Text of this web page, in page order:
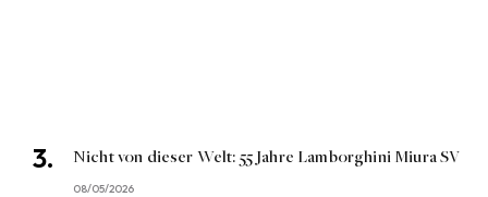
Nicht von dieser Welt: 55 Jahre Lamborghini Miura SV
08/05/2026